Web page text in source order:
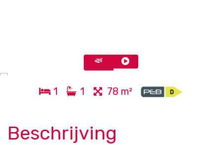
1 1 78 m²
Beschrijving